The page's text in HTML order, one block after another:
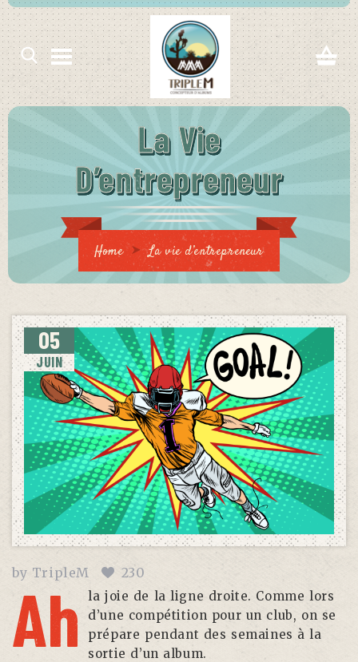
sites/triplem.fr/wp-
sites/triplem.fr/wp-
La Vie
D’entrepreneur
Home La vie d’entrepreneur
05
JUIN
by TripleM 230
Ah
la joie de la ligne droite. Comme lors
d’une compétition pour un club, on se
prépare pendant des semaines à la
sortie d’un album.